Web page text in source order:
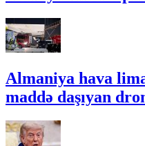
Almaniya hava
maddə daşıyan